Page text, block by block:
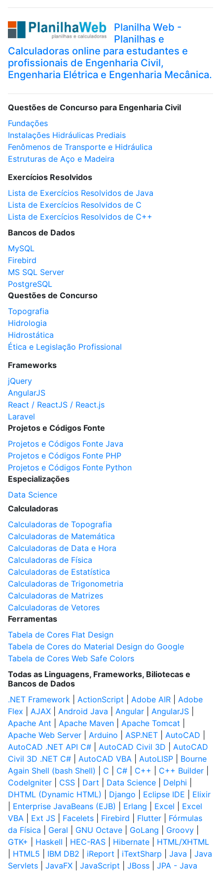
Planilha Web -
Planilhas e
Calculadoras online para estudantes e
profissionais de Engenharia Civil,
Engenharia Elétrica e Engenharia Mecânica.
Questões de Concurso para Engenharia Civil
Fundações
Instalações Hidráulicas Prediais
Fenômenos de Transporte e Hidráulica
Estruturas de Aço e Madeira
Exercícios Resolvidos
Lista de Exercícios Resolvidos de Java
Lista de Exercícios Resolvidos de C
Lista de Exercícios Resolvidos de C++
Bancos de Dados
MySQL
Firebird
MS SQL Server
PostgreSQL
Questões de Concurso
Topografia
Hidrologia
Hidrostática
Ética e Legislação Profissional
Frameworks
jQuery
AngularJS
React / ReactJS / React.js
Laravel
Projetos e Códigos Fonte
Projetos e Códigos Fonte Java
Projetos e Códigos Fonte PHP
Projetos e Códigos Fonte Python
Especializações
Data Science
Calculadoras
Calculadoras de Topografia
Calculadoras de Matemática
Calculadoras de Data e Hora
Calculadoras de Física
Calculadoras de Estatística
Calculadoras de Trigonometria
Calculadoras de Matrizes
Calculadoras de Vetores
Ferramentas
Tabela de Cores Flat Design
Tabela de Cores do Material Design do Google
Tabela de Cores Web Safe Colors
Todas as Linguagens, Frameworks, Biliotecas e
Bancos de Dados
.NET Framework
ActionScript Adobe AIR
Adobe
Flex
AJAX Android Java Angular AngularJS
Apache Ant
Apache Maven Apache Tomcat
Apache Web Server
Arduino ASP.NET AutoCAD
AutoCAD .NET API C#
AutoCAD Civil 3D
AutoCAD
Civil 3D .NET C#
AutoCAD VBA AutoLISP
Bourne
Again Shell (bash Shell)
C C# C++ C++ Builder
CodeIgniter
CSS Dart Data Science Delphi
DHTML (Dynamic HTML)
Django Eclipse IDE
Elixir
Enterprise JavaBeans (EJB) Erlang Excel
Excel
VBA
Ext JS Facelets Firebird Flutter
Fórmulas
da Física
Geral GNU Octave GoLang Groovy
GTK+
Haskell HEC-RAS Hibernate
HTML/XHTML
HTML5 IBM DB2 iReport iTextSharp Java
Java
Servlets
JavaFX JavaScript JBoss JPA - Java